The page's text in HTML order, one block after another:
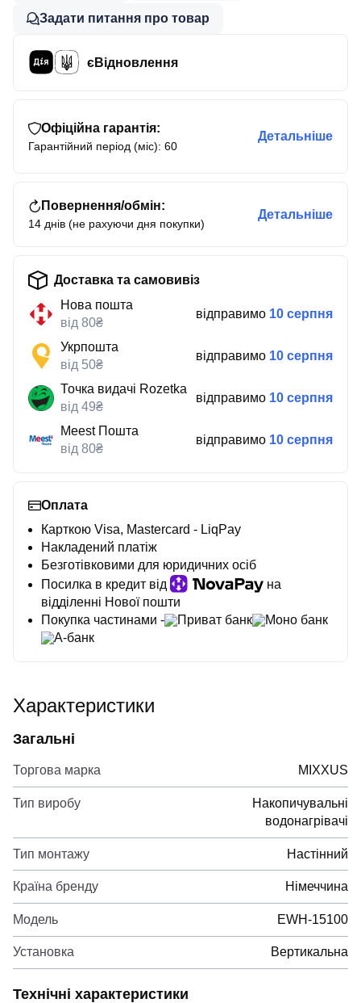
Задати питання про товар
єВідновлення
Офіційна гарантія:
Гарантійний період (міс): 60
Детальніше
Повернення/обмін:
14 днів (не рахуючи дня покупки)
Детальніше
Доставка та самовивіз
Нова пошта
від 80₴
відправимо 10 серпня
Укрпошта
від 50₴
відправимо 10 серпня
Точка видачі Rozetka
від 49₴
відправимо 10 серпня
Meest Пошта
від 80₴
відправимо 10 серпня
Оплата
Карткою Visa, Mastercard - LiqPay
Накладений платіж
Безготівковими для юридичних осіб
Посилка в кредит від
на
відділенні Нової пошти
Покупка частинами -
Приват банк
Моно банк
А-банк
Характеристики
Загальні
Торгова марка MIXXUS
Тип виробу
Накопичувальні
водонагрівачі
Тип монтажу Настінний
Країна бренду Німеччина
Модель EWH-15100
Установка Вертикальна
Технічні характеристики